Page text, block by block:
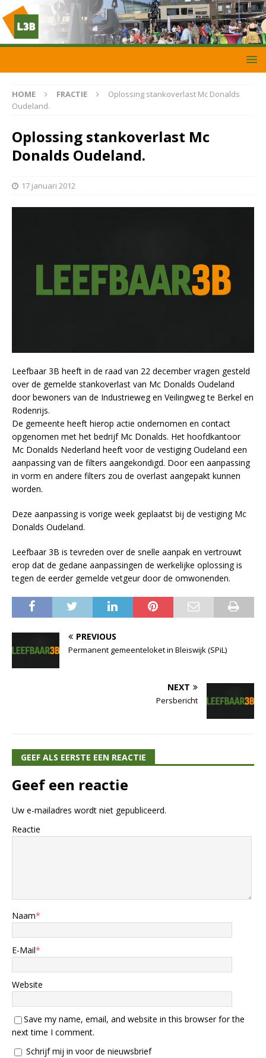
HOME FRACTIE
Oplossing stankoverlast Mc Donalds
Oudeland.
Oplossing stankoverlast Mc
Donalds Oudeland.
17 januari 2012
Leefbaar 3B heeft in de raad van 22 december vragen gesteld
over de gemelde stankoverlast van Mc Donalds Oudeland
door bewoners van de Industrieweg en Veilingweg te Berkel en
Rodenrijs.
De gemeente heeft hierop actie ondernomen en contact
opgenomen met het bedrijf Mc Donalds. Het hoofdkantoor
Mc Donalds Nederland heeft voor de vestiging Oudeland een
aanpassing van de filters aangekondigd. Door een aanpassing
in vorm en andere filters zou de overlast aangepakt kunnen
worden.
Deze aanpassing is vorige week geplaatst bij de vestiging Mc
Donalds Oudeland.
Leefbaar 3B is tevreden over de snelle aanpak en vertrouwt
erop dat de gedane aanpassingen de werkelijke oplossing is
tegen de eerder gemelde vetgeur door de omwonenden.
PREVIOUS
Permanent gemeenteloket in Bleiswijk (SPiL)
NEXT
Persbericht
GEEF ALS EERSTE EEN REACTIE
Geef een reactie
Uw e-mailadres wordt niet gepubliceerd.
Reactie
Naam*
E-Mail*
Website
Save my name, email, and website in this browser for the
next time I comment.
Schrijf mij in voor de nieuwsbrief